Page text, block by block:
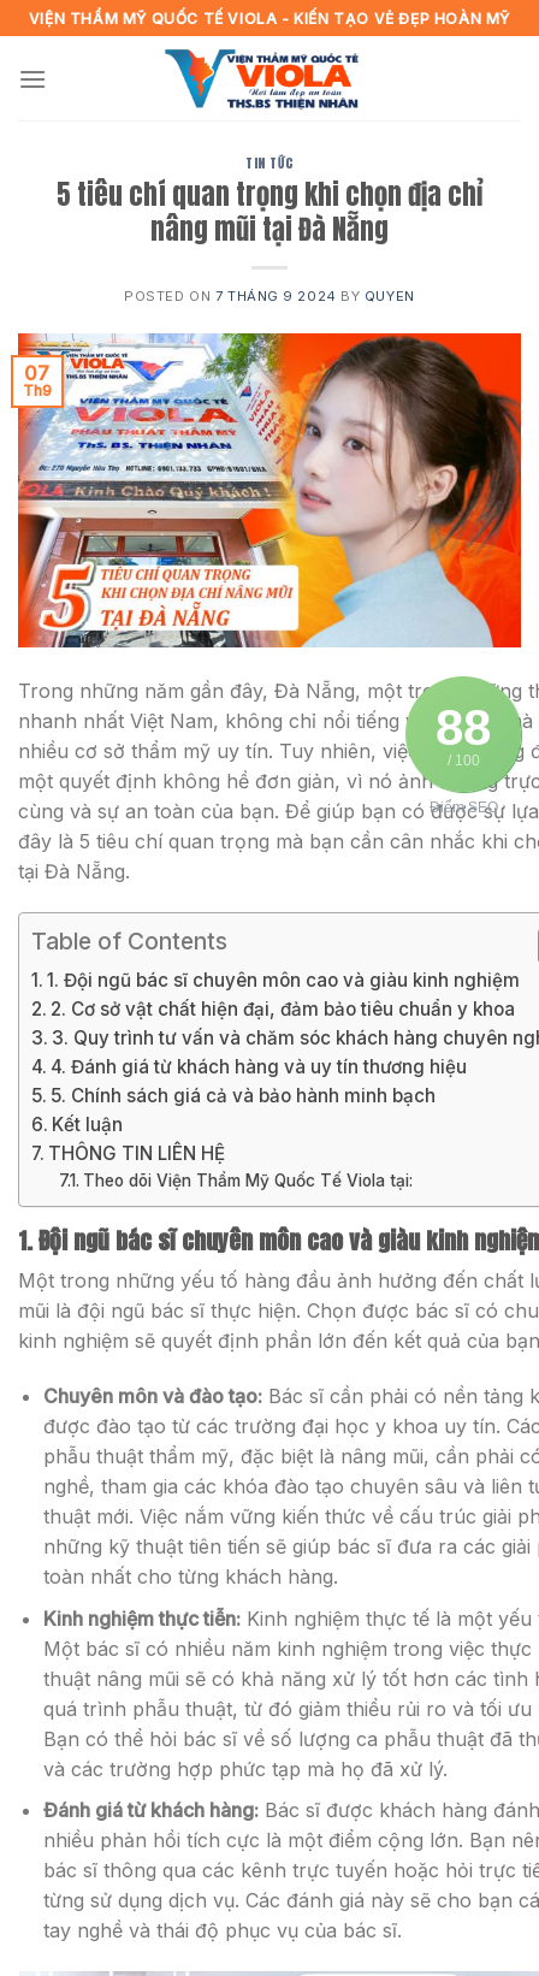
Skip
to
content
VIỆN THẨM MỸ QUỐC TẾ VIOLA - KIẾN TẠO VẺ ĐẸP HOÀN MỸ
TIN TỨC
5 tiêu chí quan trọng khi chọn địa chỉ
nâng mũi tại Đà Nẵng
POSTED ON 7 THÁNG 9 2024 BY QUYEN
07
Th9
88
/ 100
Điểm SEO
Trong những năm gần đây, Đà Nẵng, một trong những
nhanh nhất Việt Nam, không chỉ nổi tiếng với du lịch
nhiều cơ sở thẩm mỹ uy tín. Tuy nhiên, việc chọn đúng
một quyết định không hề đơn giản, vì nó ảnh hưởng
cùng và sự an toàn của bạn. Để giúp bạn có được sự
đây là 5 tiêu chí quan trọng mà bạn cần cân nhắc khi
tại Đà Nẵng.
Table of Contents
1. Đội ngũ bác sĩ chuyên môn cao và giàu kinh nghiệm
2. Cơ sở vật chất hiện đại, đảm bảo tiêu chuẩn y khoa
3. Quy trình tư vấn và chăm sóc khách hàng chuyên
4. Đánh giá từ khách hàng và uy tín thương hiệu
5. Chính sách giá cả và bảo hành minh bạch
Kết luận
THÔNG TIN LIÊN HỆ
Theo dõi Viện Thẩm Mỹ Quốc Tế Viola tại:
1. Đội ngũ bác sĩ chuyên môn cao và giàu kinh
Một trong những yếu tố hàng đầu ảnh hưởng đến chất
mũi là đội ngũ bác sĩ thực hiện. Chọn được bác sĩ có
kinh nghiệm sẽ quyết định phần lớn đến kết quả của
Chuyên môn và đào tạo:Bác sĩ cần phải có nền tảng
được đào tạo từ các trường đại học y khoa uy tín.
phẫu thuật thẩm mỹ, đặc biệt là nâng mũi, cần phải
nghề, tham gia các khóa đào tạo chuyên sâu và liên
thuật mới. Việc nắm vững kiến thức về cấu trúc giải
những kỹ thuật tiên tiến sẽ giúp bác sĩ đưa ra các
toàn nhất cho từng khách hàng.
Kinh nghiệm thực tiễn:Kinh nghiệm thực tế là một yếu
Một bác sĩ có nhiều năm kinh nghiệm trong việc
thuật nâng mũi sẽ có khả năng xử lý tốt hơn các tình
quá trình phẫu thuật, từ đó giảm thiểu rủi ro và tối ưu
Bạn có thể hỏi bác sĩ về số lượng ca phẫu thuật đã
và các trường hợp phức tạp mà họ đã xử lý.
Đánh giá từ khách hàng:Bác sĩ được khách hàng
nhiều phản hồi tích cực là một điểm cộng lớn. Bạn
bác sĩ thông qua các kênh trực tuyến hoặc hỏi trực
từng sử dụng dịch vụ. Các đánh giá này sẽ cho bạn
tay nghề và thái độ phục vụ của bác sĩ.